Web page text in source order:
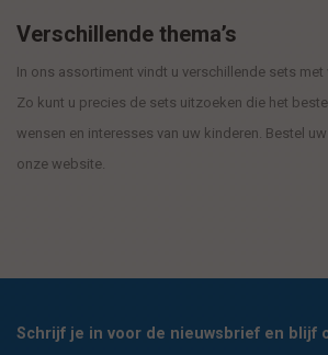
Verschillende thema’s
In ons assortiment vindt u verschillende sets met
Zo kunt u precies de sets uitzoeken die het
wensen en interesses van uw kinderen. Bestel
onze website.
Schrijf je in voor de nieuwsbrief en blijf